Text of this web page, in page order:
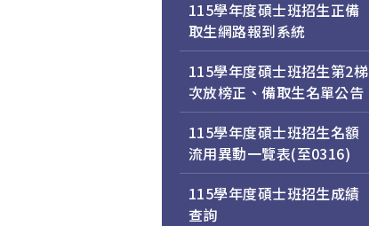
115學年度碩士班招生正備
取生網路報到系統
115學年度碩士班招生第2梯
次放榜正、備取生名單公告
115學年度碩士班招生名額
流用異動一覽表(至0316)
115學年度碩士班招生成績
查詢